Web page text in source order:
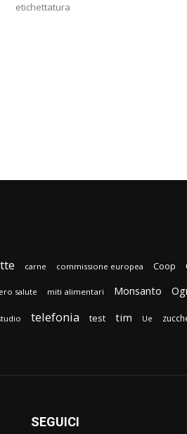
etichettatura
carne commissione europea Coop
salute miti alimentari Monsanto
telefonia test tim Ue
SEGUICI